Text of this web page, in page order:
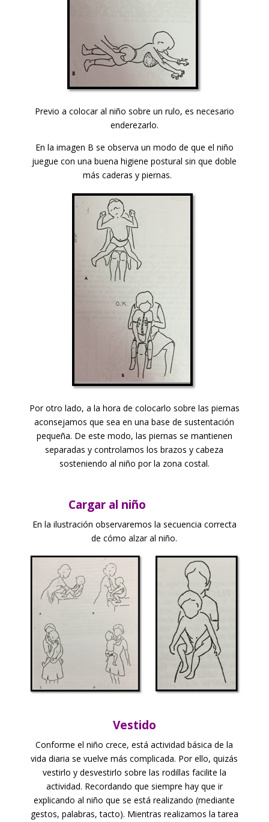
Previo a colocar al niño sobre un rulo, es necesario
enderezarlo.
En la imagen B se observa un modo de que el niño
juegue con una buena higiene postural sin que doble
más caderas y piernas.
Por otro lado, a la hora de colocarlo sobre las piernas
aconsejamos que sea en una base de sustentación
pequeña. De este modo, las piernas se mantienen
separadas y controlamos los brazos y cabeza
sosteniendo al niño por la zona costal.
Cargar al niño
En la ilustración observaremos la secuencia correcta
de cómo alzar al niño.
Vestido
Conforme el niño crece, está actividad básica de la
vida diaria se vuelve más complicada. Por ello, quizás
vestirlo y desvestirlo sobre las rodillas facilite la
actividad. Recordando que siempre hay que ir
explicando al niño que se está realizando (mediante
gestos, palabras, tacto). Mientras realizamos la tarea